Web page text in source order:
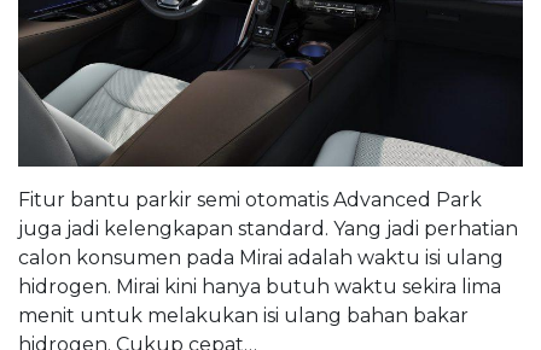
Fitur bantu parkir semi otomatis Advanced Park
juga jadi kelengkapan standard. Yang jadi perhatian
calon konsumen pada Mirai adalah waktu isi ulang
hidrogen. Mirai kini hanya butuh waktu sekira lima
menit untuk melakukan isi ulang bahan bakar
hidrogen. Cukup cepat…